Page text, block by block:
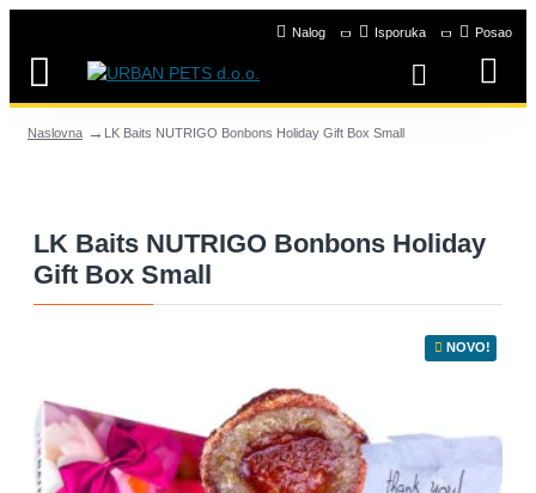
Nalog Isporuka Posao
Naslovna LK Baits NUTRIGO Bonbons Holiday Gift Box Small
LK Baits NUTRIGO Bonbons Holiday
Gift Box Small
NOVO!